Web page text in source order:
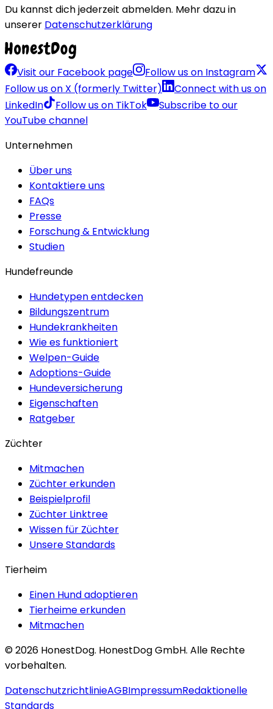
Du kannst dich jederzeit abmelden. Mehr dazu in
unserer Datenschutzerklärung
Visit our Facebook page
Follow us on Instagram
Follow us on X (formerly Twitter)
Connect with us on
LinkedIn
Follow us on TikTok
Subscribe to our
YouTube channel
Unternehmen
Über uns
Kontaktiere uns
FAQs
Presse
Forschung & Entwicklung
Studien
Hundefreunde
Hundetypen entdecken
Bildungszentrum
Hundekrankheiten
Wie es funktioniert
Welpen-Guide
Adoptions-Guide
Hundeversicherung
Eigenschaften
Ratgeber
Züchter
Mitmachen
Züchter erkunden
Beispielprofil
Züchter Linktree
Wissen für Züchter
Unsere Standards
Tierheim
Einen Hund adoptieren
Tierheime erkunden
Mitmachen
©2026 HonestDog. HonestDog GmbH. Alle Rechte
vorbehalten.
DatenschutzrichtlinieAGBImpressumRedaktionelle
Standards